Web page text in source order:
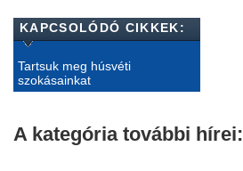
KAPCSOLÓDÓ CIKKEK:
Tartsuk meg húsvéti
szokásainkat
A kategória további hírei: